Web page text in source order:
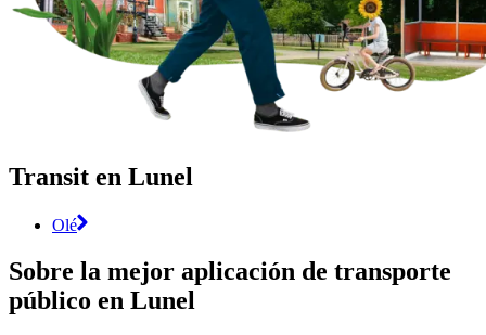
Transit en Lunel
Olé
Sobre la mejor aplicación de transporte
público en Lunel